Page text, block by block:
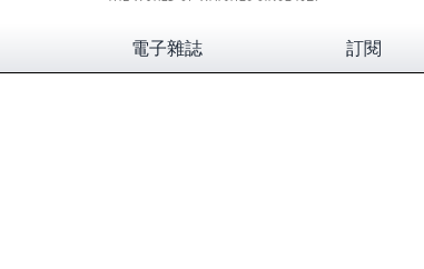
電子雜誌 訂閱